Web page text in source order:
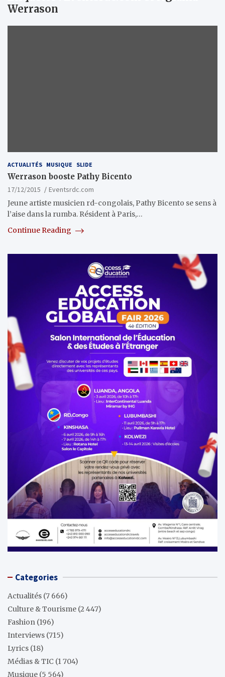
Werrason
ACTUALITÉS MUSIQUE SLIDE
Werrason booste Pathy Bicento
17/12/2015
Eventsrdc.com
Jeune artiste musicien rd-congolais, Pathy Bicento se sens à
l’aise dans la rumba. Résident à Paris,…
Continue Reading
Categories
Actualités (7 666)
Culture & Tourisme (2 447)
Fashion (196)
Interviews (715)
Lyrics (18)
Médias & TIC (1 704)
Musique (5 564)